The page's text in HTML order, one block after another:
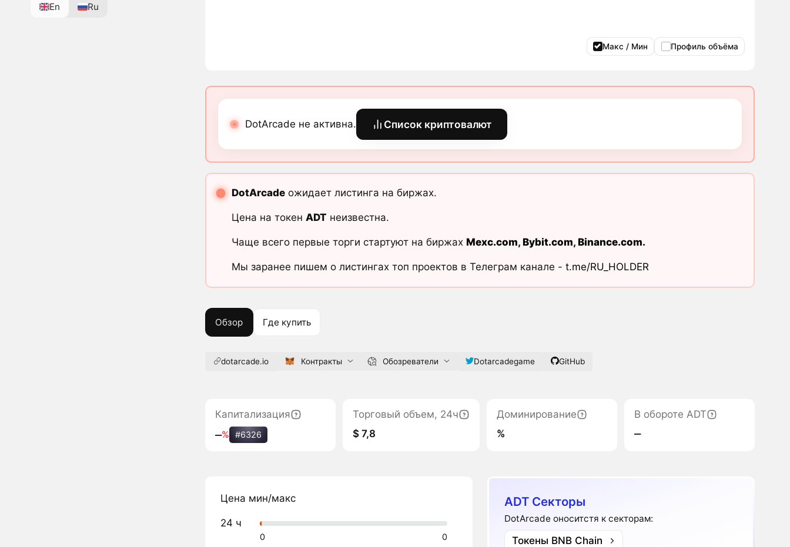
En Ru
Макс / Мин Профиль объёма
DotArcade не активна. Список криптовалют
DotArcadeожидает листинга на биржах.
Цена на токен ADT неизвестна.
Чаще всего первые торги стартуют на биржах Mexc.com, Bybit.com, Binance.com.
Мы заранее пишем о листингах топ проектов в Телеграм канале - t.me/RU_HOLDER
Обзор Где купить
dotarcade.io Контракты Обозреватели Dotarcadegame GitHub
Капитализация
‒% #6326
Торговый объем, 24ч
$ 7,8
Доминирование
%
В обороте ADT
‒
Цена мин/макс
24 ч
0 0
ADT Секторы
DotArcade оноситстя к секторам:
Токены BNB Chain